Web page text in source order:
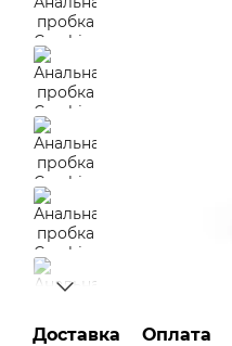
Доставка Оплата